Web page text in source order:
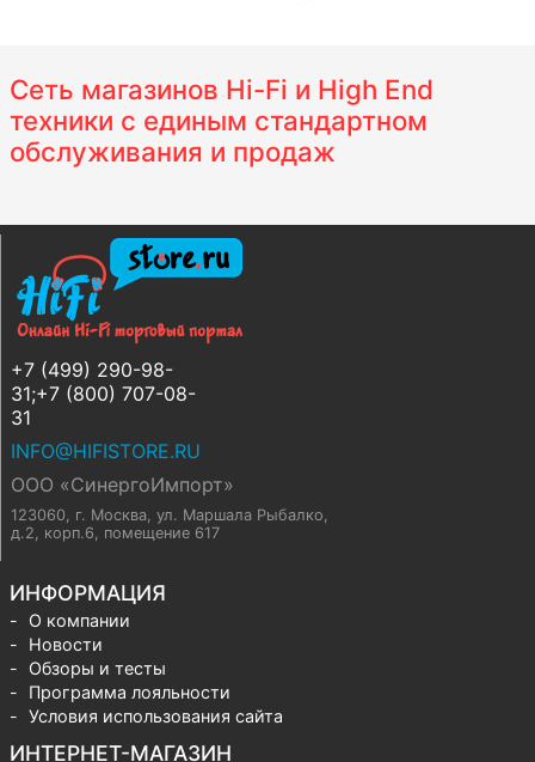
Сеть магазинов Hi-Fi и High End
техники с единым стандартном
обслуживания и продаж
+7 (499) 290-98-
31;+7 (800) 707-08-
31
INFO@HIFISTORE.RU
ООО «СинергоИмпорт»
123060, г. Москва, ул. Маршала Рыбалко,
д.2, корп.6, помещение 617
ИНФОРМАЦИЯ
О компании
Новости
Обзоры и тесты
Программа лояльности
Условия использования сайта
ИНТЕРНЕТ-МАГАЗИН